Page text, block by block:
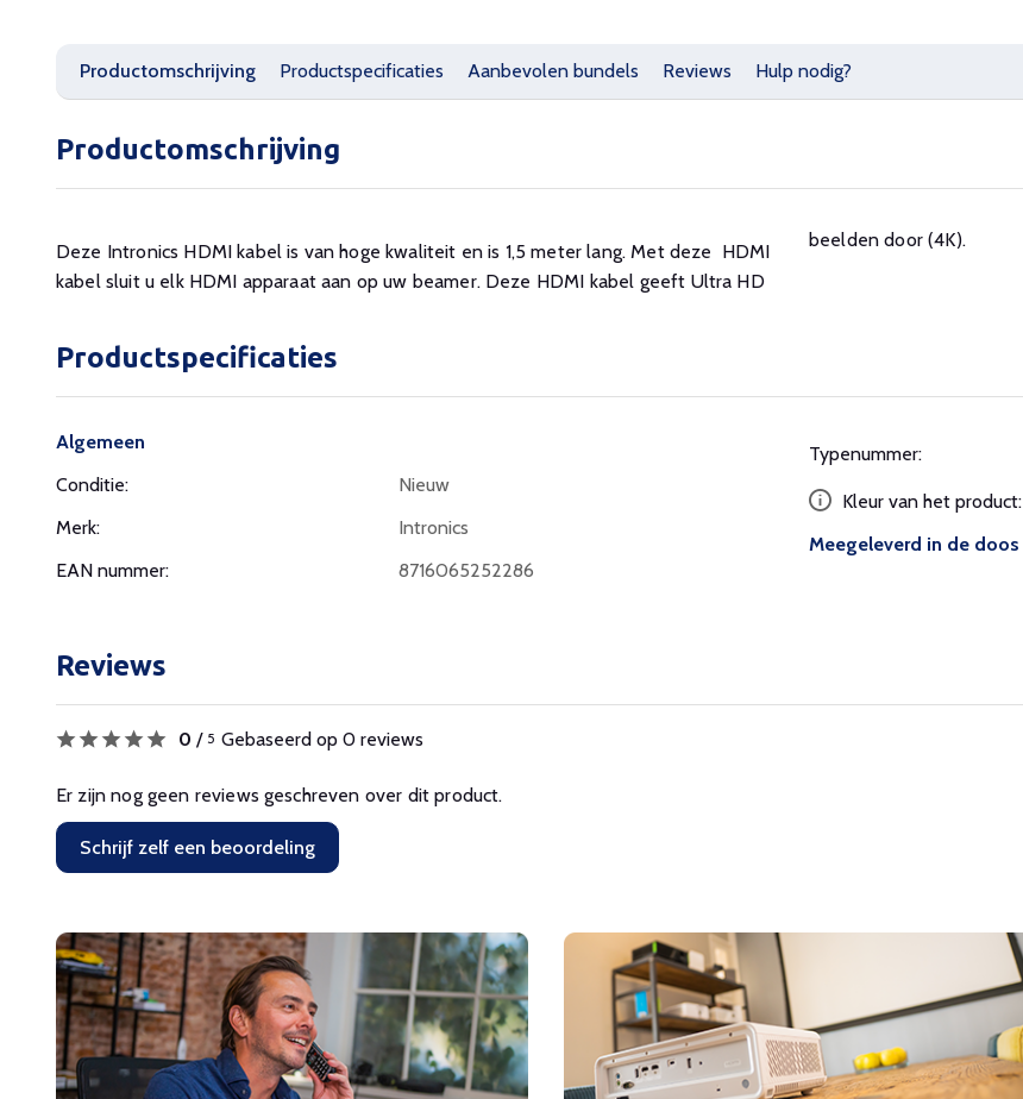
Productomschrijving Productspecificaties Aanbevolen bundels Reviews Hulp nodig?
Productomschrijving
Deze Intronics HDMI kabel is van hoge kwaliteit en is 1,5 meter lang. Met deze HDMI
kabel sluit u elk HDMI apparaat aan op uw beamer. Deze HDMI kabel geeft Ultra HD
beelden door (4K).
Productspecificaties
Algemeen
Conditie:
Nieuw
Merk:
Intronics
EAN nummer:
8716065252286
Typenummer:
Kleur van het product:
Meegeleverd in de doos
Reviews
0 / 5 Gebaseerd op 0 reviews
Er zijn nog geen reviews geschreven over dit product.
Schrijf zelf een beoordeling